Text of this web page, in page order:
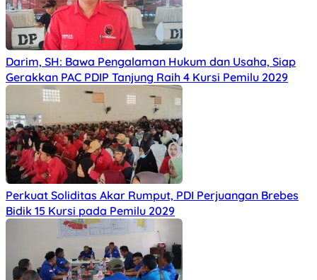
Darim, SH: Bawa Pengalaman Hukum dan Usaha, Siap
Gerakkan PAC PDIP Tanjung Raih 4 Kursi Pemilu 2029
Perkuat Soliditas Akar Rumput, PDI Perjuangan Brebes
Bidik 15 Kursi pada Pemilu 2029